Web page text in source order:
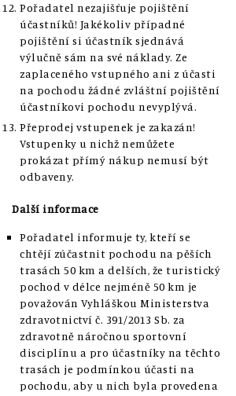
Pořadatel nezajišťuje pojištění
účastníků! Jakékoliv případné
pojištění si účastník sjednává
výlučně sám na své náklady. Ze
zaplaceného vstupného ani z účasti
na pochodu žádné zvláštní pojištění
účastníkovi pochodu nevyplývá.
Přeprodej vstupenek je zakazán!
Vstupenky u nichž nemůžete
prokázat přímý nákup nemusí být
odbaveny.
Další informace
Pořadatel informuje ty, kteří se
chtějí zúčastnit pochodu na pěších
trasách 50 km a delších, že turistický
pochod v délce nejméně 50 km je
považován Vyhláškou Ministerstva
zdravotnictví č. 391/2013 Sb. za
zdravotně náročnou sportovní
disciplínu a pro účastníky na těchto
trasách je podmínkou účasti na
pochodu, aby u nich byla provedena